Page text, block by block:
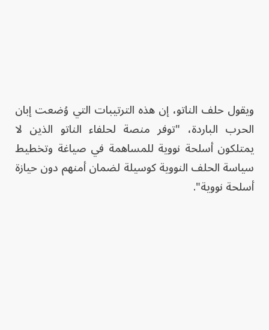
ويقول حلف الناتو، إن هذه الترتيبات التي وُضعت إبان
الحرب الباردة، "توفر منصة لحلفاء الناتو الذين لا
يمتلكون أسلحة نووية للمساهمة في صياغة وتخطيط
سياسة الحلف النووية كوسيلة لضمان أمنهم دون حيازة
أسلحة نووية".